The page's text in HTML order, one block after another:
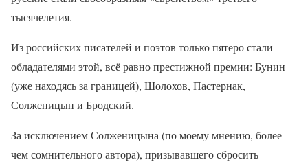
тысячелетия.
Из российских писателей и поэтов только пятеро стали
обладателями этой, всё равно престижной премии: Бунин
(уже находясь за границей), Шолохов, Пастернак,
Солженицын и Бродский.
За исключением Солженицына (по моему мнению, более
чем сомнительного автора), призывавшего сбросить